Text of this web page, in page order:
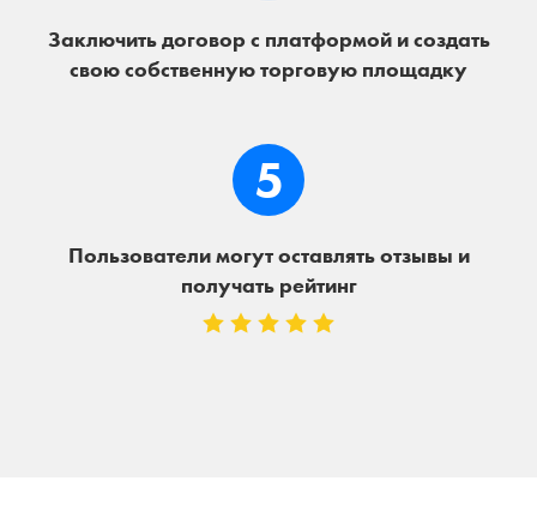
Заключить договор с платформой и создать
свою собственную торговую площадку
5
Пользователи могут оставлять отзывы и
получать рейтинг